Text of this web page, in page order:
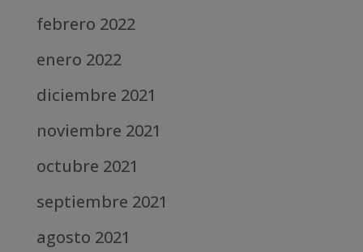
febrero 2022
enero 2022
diciembre 2021
noviembre 2021
octubre 2021
septiembre 2021
agosto 2021